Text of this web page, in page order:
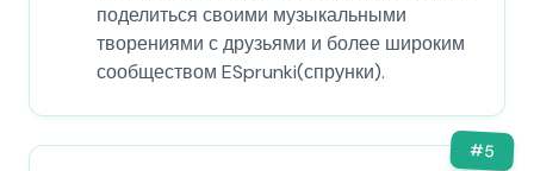
поделиться своими музыкальными
творениями с друзьями и более широким
сообществом ESprunki(спрунки).
#5